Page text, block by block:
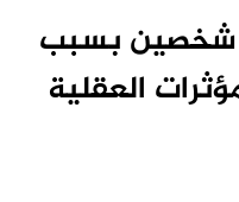
شخصين بسبب
العقلية